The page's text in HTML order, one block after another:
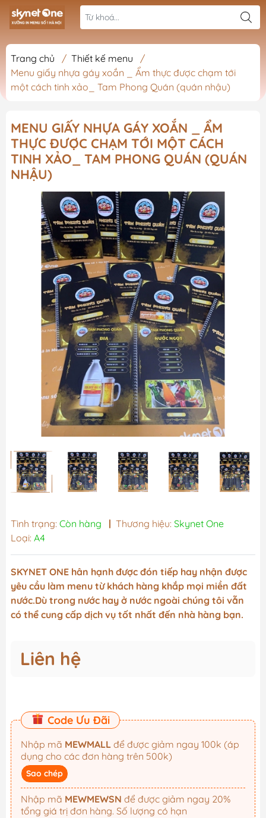
Trang chủ / Thiết kế menu
/
Menu giấy nhựa gáy xoắn _ Ẩm thực được chạm tới
một cách tinh xảo_ Tam Phong Quán (quán nhậu)
MENU GIẤY NHỰA GÁY XOẮN _ ẨM
THỰC ĐƯỢC CHẠM TỚI MỘT CÁCH
TINH XẢO_ TAM PHONG QUÁN (QUÁN
NHẬU)
Tình trạng: Còn hàng | Thương hiệu: Skynet One
Loại: A4
SKYNET ONE hân hạnh được đón tiếp hay nhận được
yêu cầu làm menu từ khách hàng khắp mọi miền đất
nước.Dù trong nước hay ở nước ngoài chúng tôi vẫn
có thể cung cấp dịch vụ tốt nhất đến nhà hàng bạn.
Liên hệ
Code Ưu Đãi
Nhập mã MEWMALL
dụng cho các đơn hàng trên 500k)
Sao chép
Nhập mã MEWMEWSN
tổng giá trị đơn hàng. Số lượng có hạn